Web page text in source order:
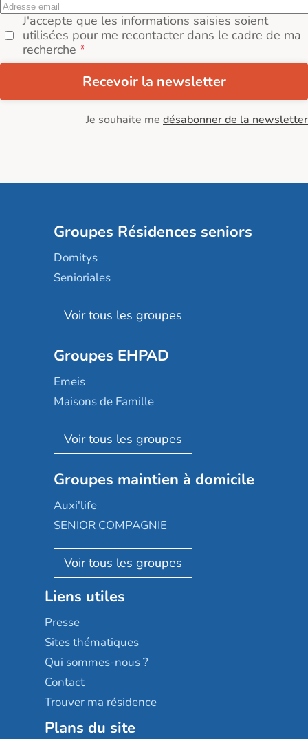
J'accepte que les informations saisies soient
utilisées pour me recontacter dans le cadre de ma
recherche
Recevoir la newsletter
Je souhaite me désabonner de la newsletter
Groupes Résidences seniors
Domitys
Senioriales
Nohée
Les Résidentiels
Mobicap
Domusvi
Happy Senior
Aquarelia
Nexity edenea
Les jardins d'Arcadie
Occitalia
Appartseniors
Reseda
Stella management
Les villages d'or
Sérénys
Résidences services Villa Médicis
Groupes EHPAD
Emeis
Maisons de Famille
Korian
Emera
Groupe SOS
Le Noble Âge
Almage
Résidalya
Groupe aplus
Groupes maintien à domicile
Auxi'life
SENIOR COMPAGNIE
AGE D'OR Services
Liens utiles
Presse
Sites thématiques
Qui sommes-nous ?
Contact
Trouver ma résidence
Plans du site